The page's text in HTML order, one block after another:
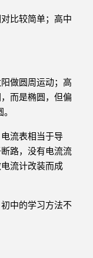
比较简单；高中
做圆周运动；高
而是椭圆，但偏
流表相当于导
路，没有电流流
流计改装而成
中的学习方法不